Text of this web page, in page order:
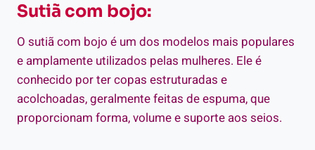
Sutiã com bojo:
O sutiã com bojo é um dos modelos mais populares
e amplamente utilizados pelas mulheres. Ele é
conhecido por ter copas estruturadas e
acolchoadas, geralmente feitas de espuma, que
proporcionam forma, volume e suporte aos seios.